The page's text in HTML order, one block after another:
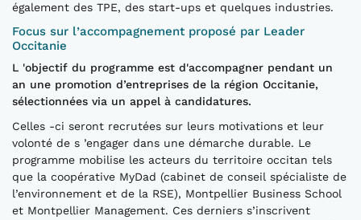
également des TPE, des start-ups et quelques industries.
Focus sur l’accompagnement proposé par Leader
Occitanie
L 'objectif du programme est d'accompagner pendant un
an une promotion d’entreprises de la région Occitanie,
sélectionnées via un appel à candidatures.
Celles -ci seront recrutées sur leurs motivations et leur
volonté de s ’engager dans une démarche durable. Le
programme mobilise les acteurs du territoire occitan tels
que la coopérative MyDad (cabinet de conseil spécialiste de
l’environnement et de la RSE), Montpellier Business School
et Montpellier Management. Ces derniers s’inscrivent